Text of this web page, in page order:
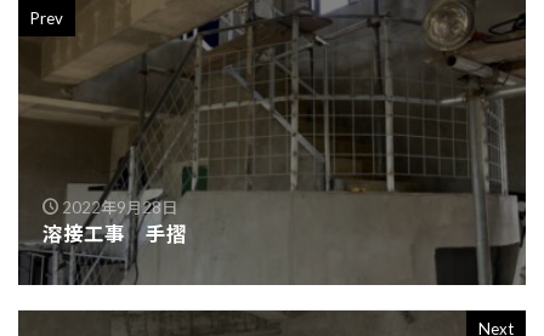
Prev
2022年9月28日
溶接工事 手摺
Next